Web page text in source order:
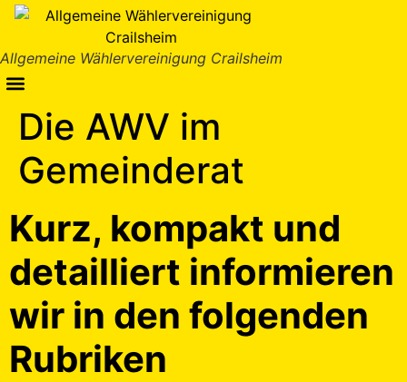
springen
Allgemeine Wählervereinigung Crailsheim
Die AWV im
Gemeinderat
Kurz, kompakt und
detailliert informieren
wir in den folgenden
Rubriken